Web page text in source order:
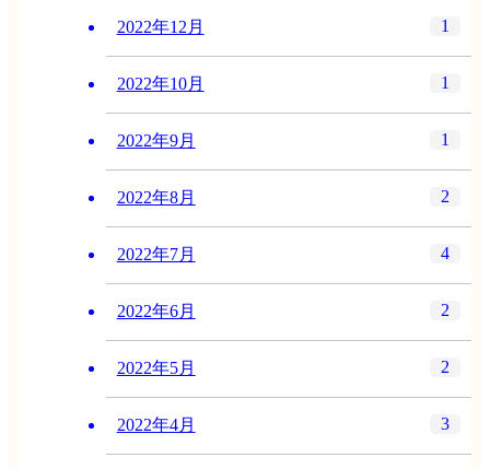
2022年12月 1
2022年10月 1
2022年9月 1
2022年8月 2
2022年7月 4
2022年6月 2
2022年5月 2
2022年4月 3